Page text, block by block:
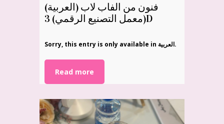
(العربية) فنون من الفاب لاب
(معمل التصنيع الرقمي) 3D
Sorry, this entry is only available in العربية.
Read more